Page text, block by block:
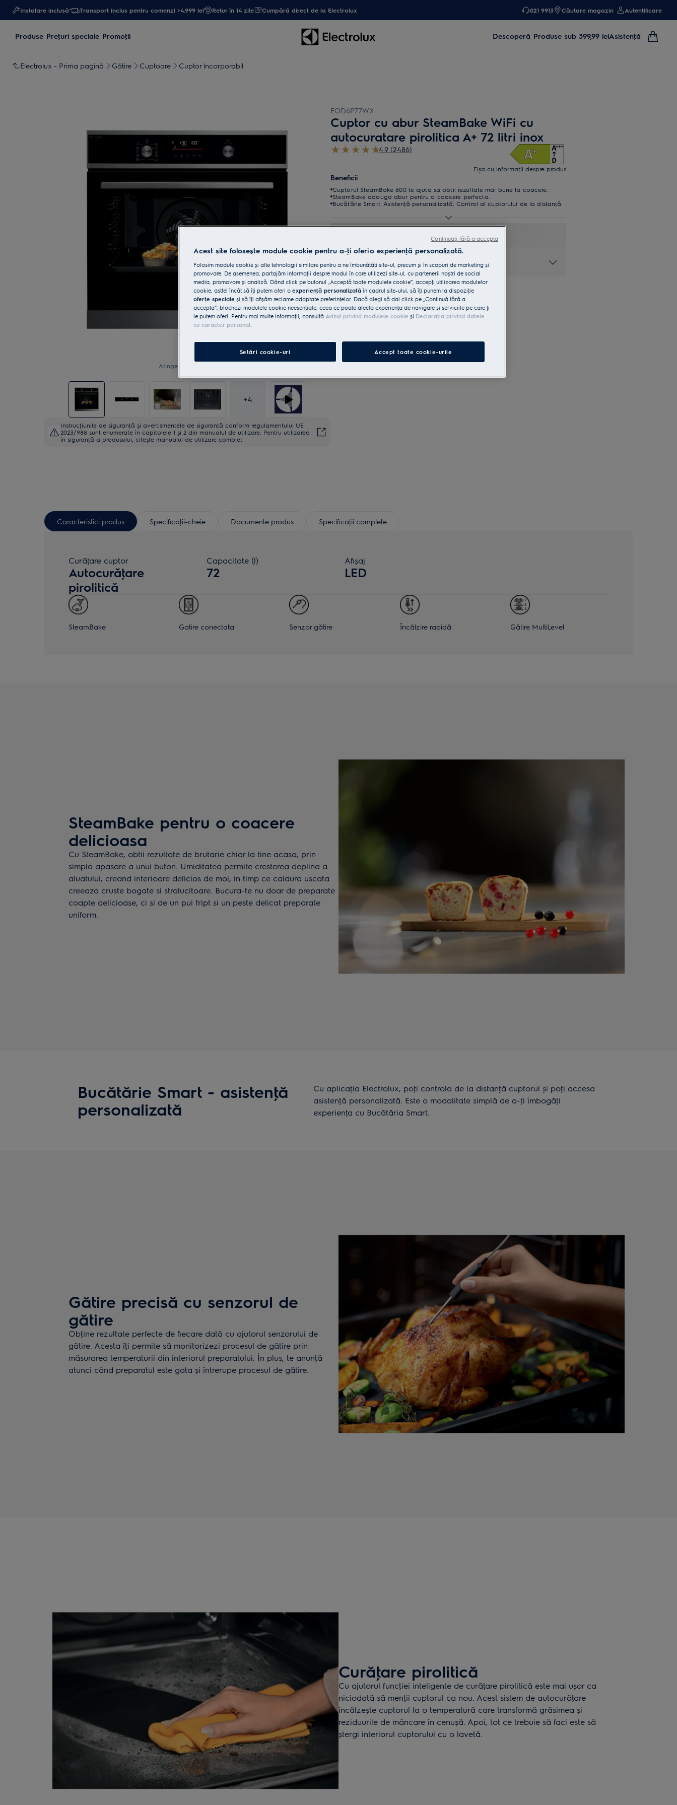
Instalare inclusă* Transport inclus pentru comenzi >4.999 lei Retur în 14 zile Cumpără direct de la Electrolux 021 9913 Căutare magazin Autentificare
Produse Preţuri speciale Promoţii Descoperă Produse sub 399,99 leiAsistenţă
Electrolux - Prima pagină Gătire Cuptoare Cuptor încorporabil
Atinge pentru zoom
+4
Instrucţiunile de siguranţă și avertismentele de siguranţă conform regulamentului UE
2023/988 sunt enumerate în capitolele 1 și 2 din manualul de utilizare. Pentru utilizarea
în siguranţă a produsului, citește manualul de utilizare complet.
EOD6P77WX
Cuptor cu abur SteamBake WiFi cu
autocuratare pirolitica A+ 72 litri inox
4.9 (2486)
Fișa cu informaţii despre produs
Beneficii
Cuptorul SteamBake 600 te ajuta sa obtii rezultate mai bune la coacere.
SteamBake adauga abur pentru o coacere perfecta.
Bucătărie Smart. Asistenţă personalizată. Control al cuptorului de la distanţă.
5 ani garanţie, confort asigurat
Caracteristici produs Specificaţii-cheie Documente produs Specificaţii complete
Curăţare cuptor
Autocurăţare
pirolitică
Capacitate (l)
72
Afișaj
LED
SteamBake Gatire conectata Senzor gătire Încălzire rapidă Gătire MultiLevel
SteamBake pentru o coacere
delicioasa
Cu SteamBake, obtii rezultate de brutarie chiar la tine acasa, prin
simpla apasare a unui buton. Umiditatea permite cresterea deplina a
aluatului, creand interioare delicios de moi, in timp ce caldura uscata
creeaza cruste bogate si stralucitoare. Bucura-te nu doar de preparate
coapte delicioase, ci si de un pui fript si un peste delicat preparate
uniform.
Bucătărie Smart - asistenţă
personalizată
Cu aplicaţia Electrolux, poţi controla de la distanţă cuptorul și poţi accesa
asistenţă personalizată. Este o modalitate simplă de a-ţi îmbogăţi
experienţa cu Bucătăria Smart.
Gătire precisă cu senzorul de
gătire
Obţine rezultate perfecte de fiecare dată cu ajutorul senzorului de
gătire. Acesta îţi permite să monitorizezi procesul de gătire prin
măsurarea temperaturii din interiorul preparatului. În plus, te anunţă
atunci când preparatul este gata și întrerupe procesul de gătire.
Curăţare pirolitică
Cu ajutorul funcţiei inteligente de curăţare pirolitică este mai ușor ca
niciodată să menţii cuptorul ca nou. Acest sistem de autocurăţare
încălzește cuptorul la o temperatură care transformă grăsimea și
reziduurile de mâncare în cenușă. Apoi, tot ce trebuie să faci este să
ștergi interiorul cuptorului cu o lavetă.
Acest site folosește module cookie pentru a-ţi oferi o experienţă personalizată.
Folosim module cookie și alte tehnologii similare pentru a ne îmbunătăţi site-ul, precum și în scopuri de marketing și
promovare. De asemenea, partajăm informaţii despre modul în care utilizezi site-ul, cu partenerii noștri de social
media, promovare și analiză. Dând click pe butonul „Acceptă toate modulele cookie”, accepţi utilizarea modulelor
cookie, astfel încât să îţi putem oferi o experienţă personalizată în cadrul site-ului, să îţi punem la dispoziţie
oferte speciale și să îţi afișăm reclame adaptate preferinţelor. Dacă alegi să dai click pe „Continuă fără a
accepta”, blochezi modulele cookie neesenţiale, ceea ce poate afecta experienţa de navigare și serviciile pe care ţi
le putem oferi. Pentru mai multe informaţii, consultă Avizul privind modulele cookie și Declaraţia privind datele
cu caracter personal.
Setări cookie-uri Accept toate cookie-urile
Continuați fără a accepta